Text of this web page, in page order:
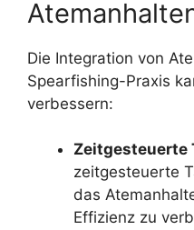
Die Integration von
Spearfishing-Praxis
verbessern:
Zeitgesteuerte
zeitgesteuerte
das
Effizienz zu